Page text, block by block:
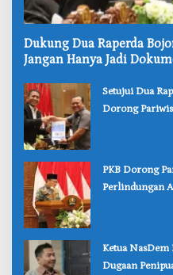
‎Dukung Dua Raperda
Jangan Hanya Jadi
‎Setujui Dua
Dorong
‎PKB Dorong
Perlindungan
‎Ketua
Dugaan